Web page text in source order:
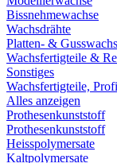
Bissnehmewachse
Wachsdrähte
Platten- &
Wachsfertigteile &
Sonstiges
Wachsfertigteile,
Alles anzeigen
Prothesenkunststoff
Prothesenkunststoff
Heisspolymersate
Kaltpolymersate